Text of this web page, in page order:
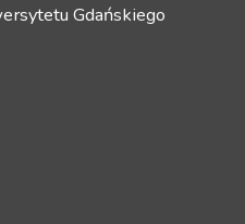
Gdańskiego